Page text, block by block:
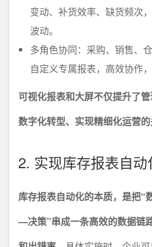
变动、补货效率、缺货频次
波动。
多角色协同：采购、销售、
自定义专属报表，高效协作
可视化报表和大屏不仅提升了
数字化转型、实现精细化运营
2. 实现库存报表自
库存报表自动化的本质，是把
—决策”串成一条高效的数据链